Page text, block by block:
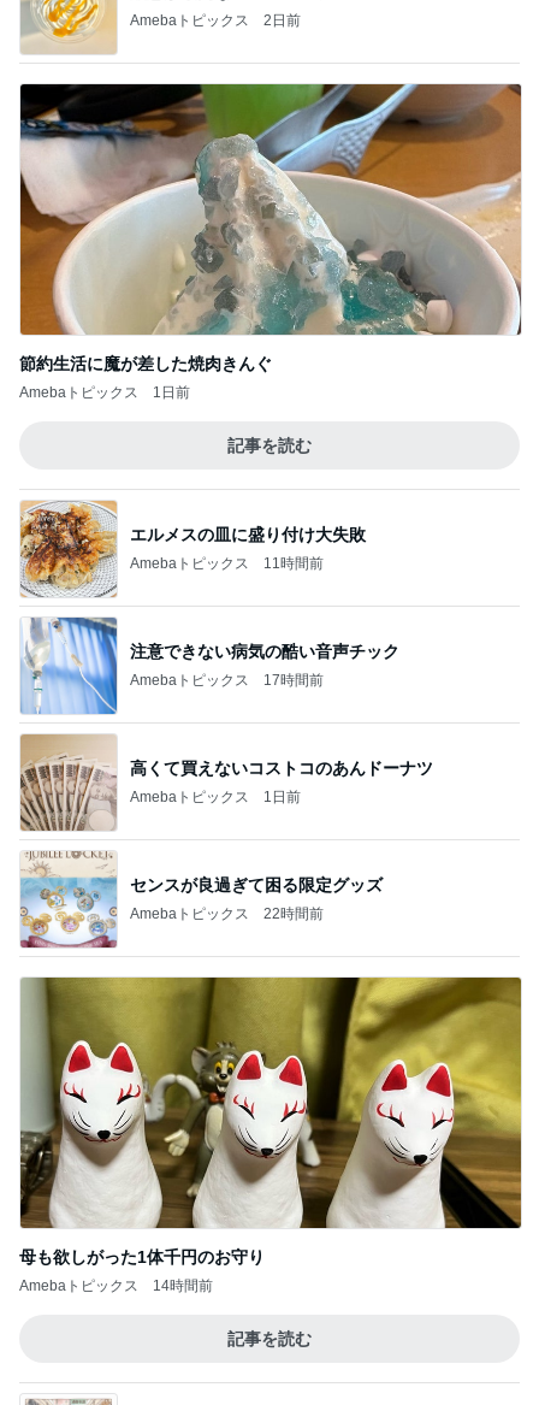
Amebaトピックス 2日前
節約生活に魔が差した焼肉きんぐ
Amebaトピックス 1日前
記事を読む
エルメスの皿に盛り付け大失敗
Amebaトピックス 11時間前
注意できない病気の酷い音声チック
Amebaトピックス 17時間前
高くて買えないコストコのあんドーナツ
Amebaトピックス 1日前
センスが良過ぎて困る限定グッズ
Amebaトピックス 22時間前
母も欲しがった1体千円のお守り
Amebaトピックス 14時間前
記事を読む